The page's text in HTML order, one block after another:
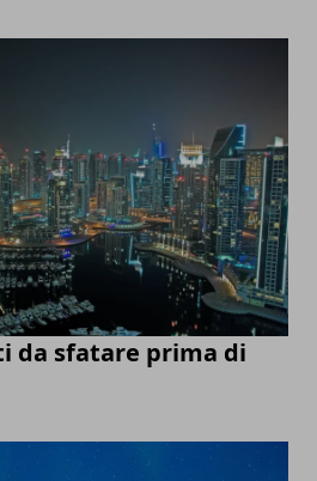
da sfatare prima di